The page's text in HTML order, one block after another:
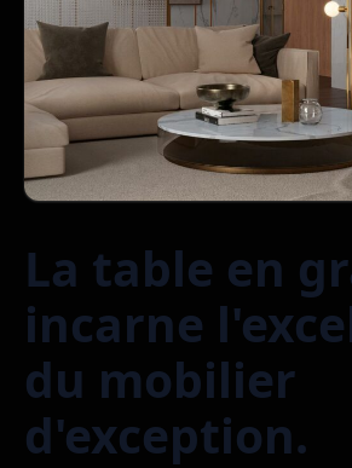
La table en
incarne
du mobilier
d'exception.